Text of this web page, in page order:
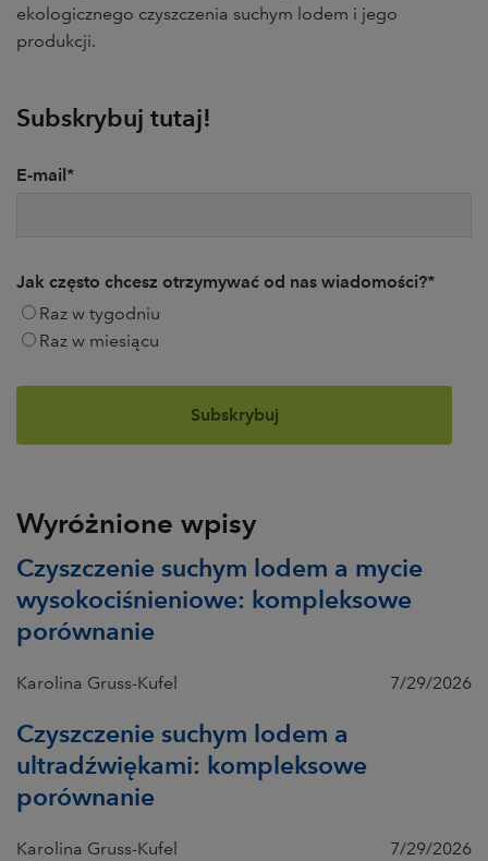
ekologicznego czyszczenia suchym lodem i jego
produkcji.
Subskrybuj tutaj!
E-mail*
Jak często chcesz otrzymywać od nas wiadomości?*
Raz w tygodniu
Raz w miesiącu
Wyróżnione wpisy
Czyszczenie suchym lodem a mycie
wysokociśnieniowe: kompleksowe
porównanie
Karolina Gruss-Kufel 7/29/2026
Czyszczenie suchym lodem a
ultradźwiękami: kompleksowe
porównanie
Karolina Gruss-Kufel 7/29/2026